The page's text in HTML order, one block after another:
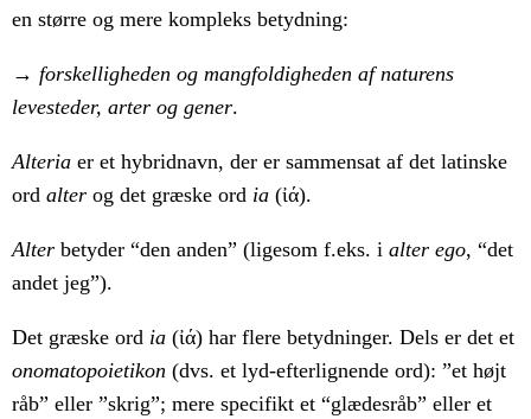
en større og mere kompleks betydning:
→ forskelligheden og mangfoldigheden af naturens
levesteder, arter og gener.
Alteria er et hybridnavn, der er sammensat af det latinske
ord alter og det græske ord ia (ἰά).
Alter betyder “den anden” (ligesom f.eks. i alter ego, “det
andet jeg”).
Det græske ord ia (ἰά) har flere betydninger. Dels er det et
onomatopoietikon (dvs. et lyd-efterlignende ord): ”et højt
råb” eller ”skrig”; mere specifikt et “glædesråb” eller et